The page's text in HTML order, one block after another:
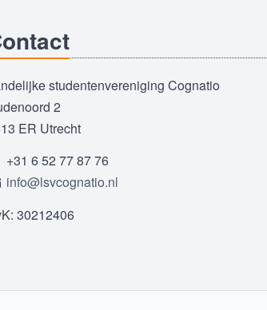
studentenvereniging Cognatio
2
ER Utrecht
+31 6 52 77 87 76
info@lsvcognatio.nl
30212406